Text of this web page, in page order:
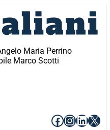
Maria Perrino
Marco Scotti
Facebook
X